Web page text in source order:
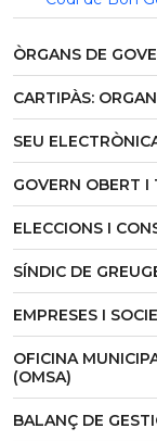
ÒRGANS DE
CARTIPÀS:
SEU
GOVERN OBERT I
ELECCIONS I
SÍNDIC DE
EMPRESES I
OFICINA
(OMSA)
BALANÇ DE